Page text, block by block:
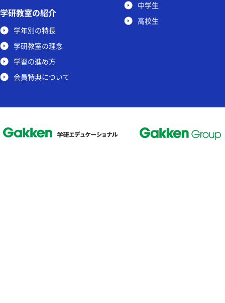
学研教室の紹介
学年別の特長
学研教室の理念
学習の進め方
会員特典について
中学生
高校生